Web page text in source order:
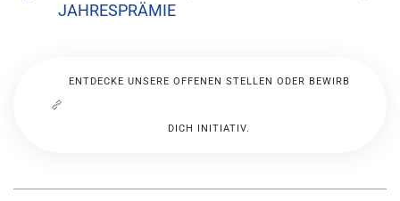
JAHRESPRÄMIE
ENTDECKE UNSERE OFFENEN STELLEN ODER BEWIRB
DICH INITIATIV.